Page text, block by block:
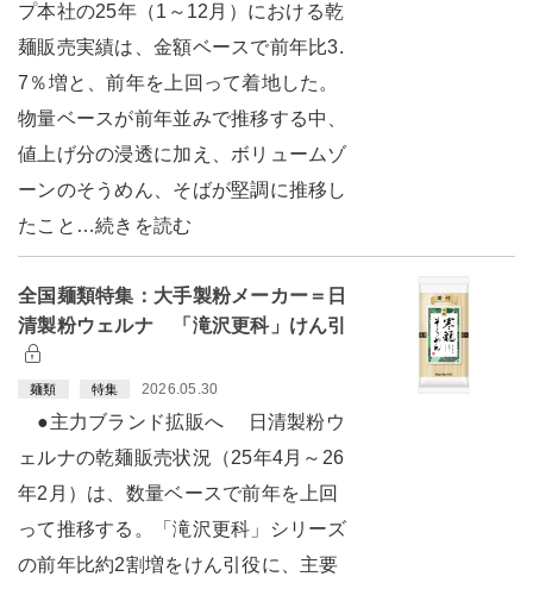
プ本社の25年（1～12月）における乾
麺販売実績は、金額ベースで前年比3.
7％増と、前年を上回って着地した。
物量ベースが前年並みで推移する中、
値上げ分の浸透に加え、ボリュームゾ
ーンのそうめん、そばが堅調に推移し
たこと…続きを読む
全国麺類特集：大手製粉メーカー＝日
清製粉ウェルナ 「滝沢更科」けん引
麺類 特集 2026.05.30
●主力ブランド拡販へ 日清製粉ウ
ェルナの乾麺販売状況（25年4月～26
年2月）は、数量ベースで前年を上回
って推移する。「滝沢更科」シリーズ
の前年比約2割増をけん引役に、主要